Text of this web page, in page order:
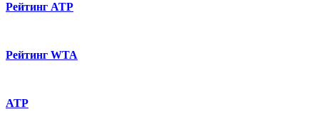
Рейтинг ATP
Рейтинг WTA
ATP